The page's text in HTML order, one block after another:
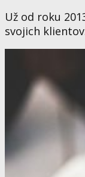
Už od roku
svojich